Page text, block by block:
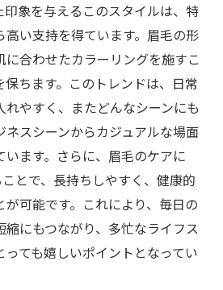
象を与えるこのスタイルは、特
高い支持を得ています。眉毛の形
に合わせたカラーリングを施すこ
ちます。このトレンドは、日常
やすく、またどんなシーンにも
スシーンからカジュアルな場面
います。さらに、眉毛のケアに
とで、長持ちしやすく、健康的
可能です。これにより、毎日の
にもつながり、多忙なライフス
ても嬉しいポイントとなってい